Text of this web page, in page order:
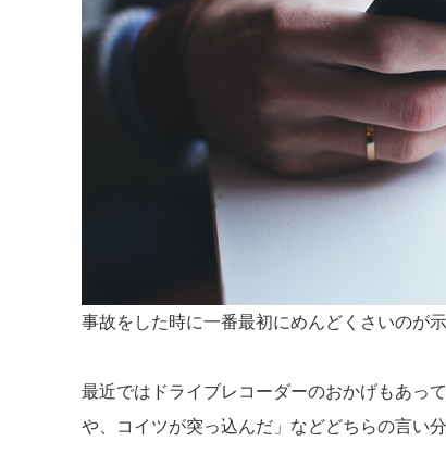
事故をした時に一番最初にめんどくさいのが示
最近ではドライブレコーダーのおかげもあっ
や、コイツが突っ込んだ」などどちらの言い